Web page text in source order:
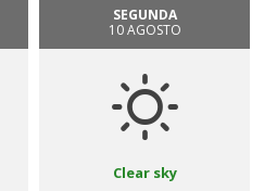
SEGUNDA
10 AGOSTO
Clear sky